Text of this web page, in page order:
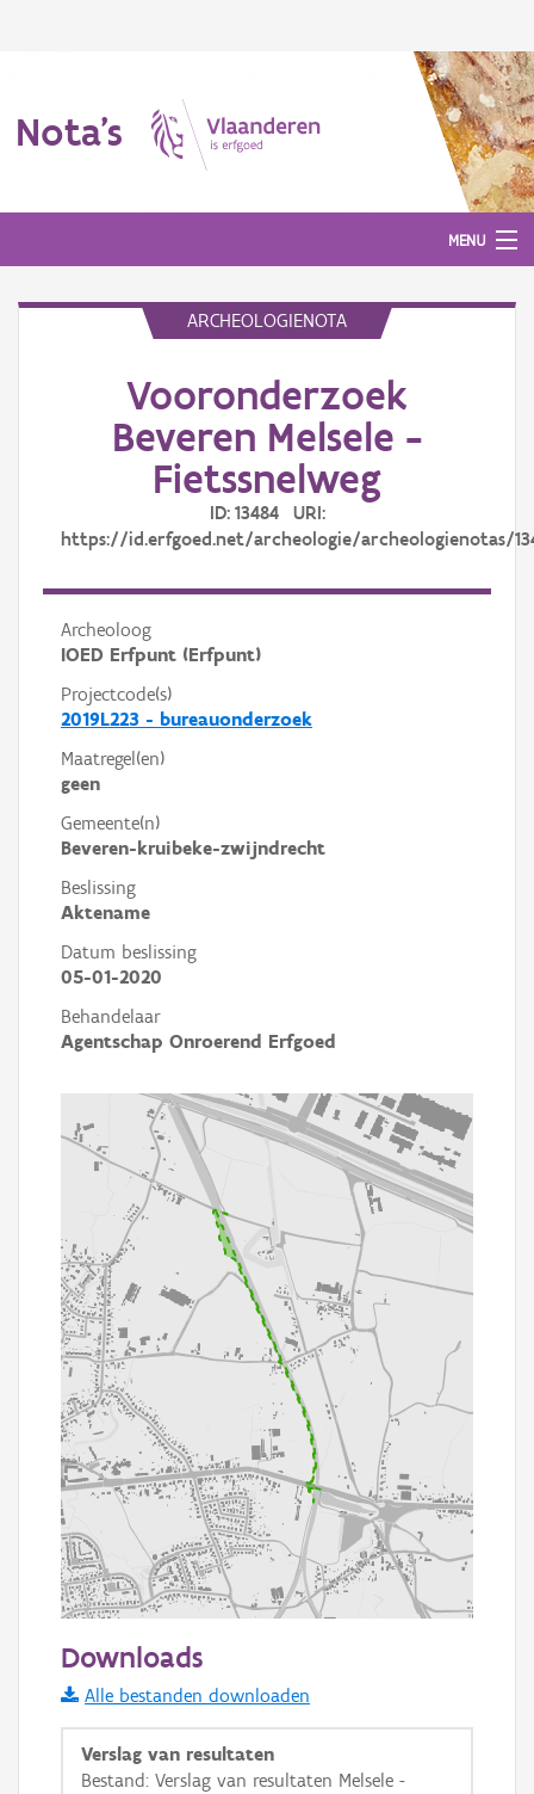
Nota's
MENU
ARCHEOLOGIENOTA
Vooronderzoek
Beveren Melsele -
Fietssnelweg
ID: 13484 URI:
https://id.erfgoed.net/archeologie/archeologienotas/
Archeoloog
IOED Erfpunt (Erfpunt)
Projectcode(s)
2019L223 - bureauonderzoek
Maatregel(en)
geen
Gemeente(n)
Beveren-kruibeke-zwijndrecht
Beslissing
Aktename
Datum beslissing
05-01-2020
Behandelaar
Agentschap Onroerend Erfgoed
Informatie Vlaanderen
i
Downloads
Alle bestanden downloaden
Verslag van resultaten
Bestand: Verslag van resultaten Melsele -